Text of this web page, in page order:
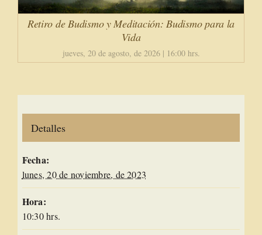
Retiro de Budismo y Meditación: Budismo para la
Vida
jueves, 20 de agosto, de 2026 | 16:00 hrs.
Detalles
Fecha:
lunes, 20 de noviembre, de 2023
Hora:
10:30 hrs.